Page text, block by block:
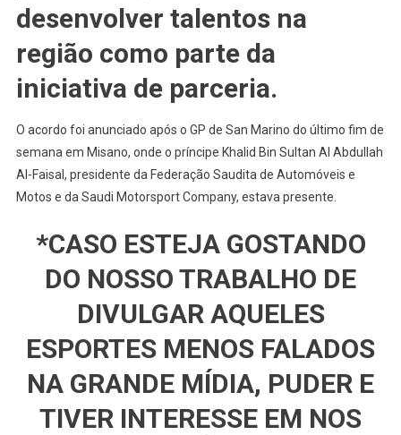
desenvolver talentos na
região como parte da
iniciativa de parceria.
O acordo foi anunciado após o GP de San Marino do último fim de
semana em Misano, onde o príncipe Khalid Bin Sultan Al Abdullah
Al-Faisal, presidente da Federação Saudita de Automóveis e
Motos e da Saudi Motorsport Company, estava presente.
*CASO ESTEJA GOSTANDO
DO NOSSO TRABALHO DE
DIVULGAR AQUELES
ESPORTES MENOS FALADOS
NA GRANDE MÍDIA, PUDER E
TIVER INTERESSE EM NOS